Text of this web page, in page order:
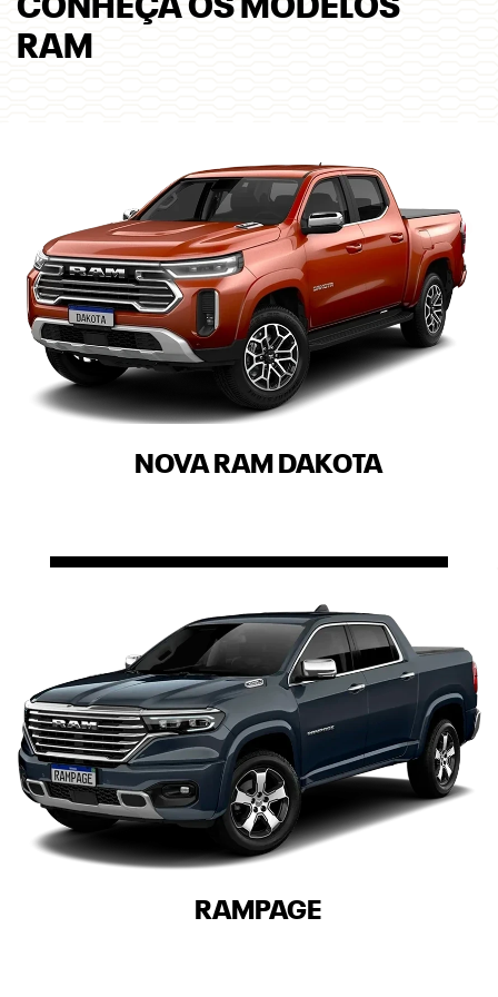
CONHEÇA OS MODELOS
RAM
NOVA RAM DAKOTA
RAMPAGE